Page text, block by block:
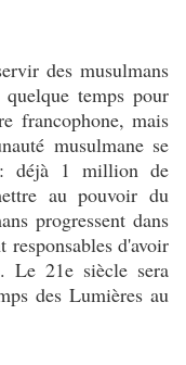
des musulmans
temps pour
francophone, mais
musulmane se
: déjà 1 million de
au pouvoir du
progressent dans
responsables d'avoir
Le 21e siècle sera
des Lumières au